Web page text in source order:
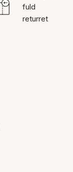
fuld
returret